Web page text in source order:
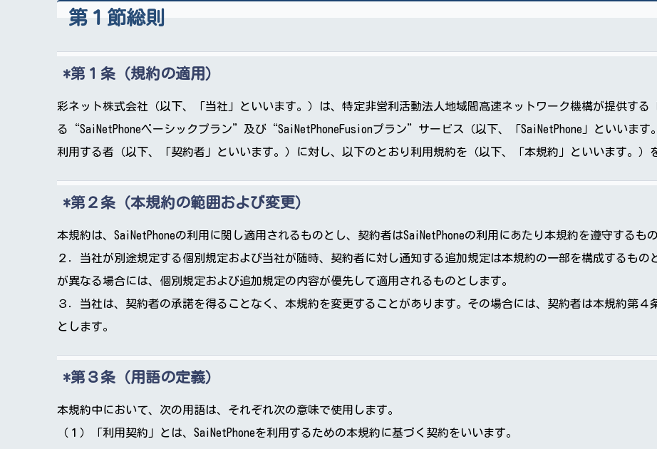
第１節総則
第１条（規約の適用）
彩ネット株式会社（以下、「当社」といいます。）は、特定非営利活動法人地域間高速ネットワーク機構が提供する
る“SaiNetPhoneベーシックプラン”及び“SaiNetPhoneFusionプラン”サービス（以下、「SaiNetPhone」といいま
利用する者（以下、「契約者」といいます。）に対し、以下のとおり利用規約を（以下、「本規約」といいます。）
第２条（本規約の範囲および変更）
本規約は、SaiNetPhoneの利用に関し適用されるものとし、契約者はSaiNetPhoneの利用にあたり本規約を遵守するも
２．当社が別途規定する個別規定および当社が随時、契約者に対し通知する追加規定は本規約の一部を構成するも
が異なる場合には、個別規定および追加規定の内容が優先して適用されるものとします。
３．当社は、契約者の承諾を得ることなく、本規約を変更することがあります。その場合には、契約者は本規約第
とします。
第３条（用語の定義）
本規約中において、次の用語は、それぞれ次の意味で使用します。
（１）「利用契約」とは、SaiNetPhoneを利用するための本規約に基づく契約をいいます。